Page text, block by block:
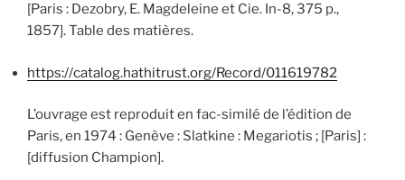
[Paris : Dezobry, E. Magdeleine et Cie. In-8, 375 p.,
1857]. Table des matières.
https://catalog.hathitrust.org/Record/011619782
L’ouvrage est reproduit en fac-similé de l’édition de
Paris, en 1974 : Genève : Slatkine : Megariotis ; [Paris] :
[diffusion Champion].